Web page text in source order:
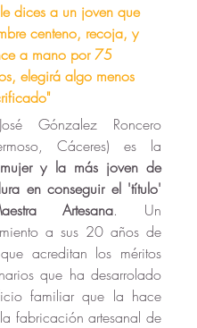
dices a un joven que
centeno, recoja, y
a mano por 75
elegirá algo menos
Gónzalez Roncero
y la más joven de
en conseguir el 'título'
Artesana. Un
a sus 20 años de
acreditan los méritos
que ha desarrolado
familiar que la hace
fabricación artesanal de